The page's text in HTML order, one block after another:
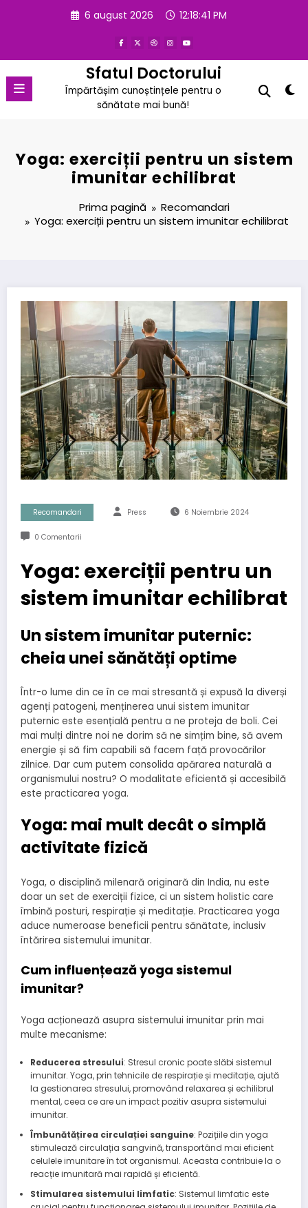
6 august 2026 12:18:41 PM
Sfatul Doctorului
Împărtășim cunoștințele pentru o
sănătate mai bună!
Yoga: exerciții pentru un sistem
imunitar echilibrat
Prima pagină
Recomandari
Yoga: exerciții pentru un sistem imunitar echilibrat
Recomandari Press 6 Noiembrie 2024
0 Comentarii
Yoga: exerciții pentru un
sistem imunitar echilibrat
Un sistem imunitar puternic:
cheia unei sănătăți optime
Într-o lume din ce în ce mai stresantă și expusă la diverși
agenți patogeni, menținerea unui sistem imunitar
puternic este esențială pentru a ne proteja de boli. Cei
mai mulți dintre noi ne dorim să ne simțim bine, să avem
energie și să fim capabili să facem față provocărilor
zilnice. Dar cum putem consolida apărarea naturală a
organismului nostru? O modalitate eficientă și accesibilă
este practicarea yoga.
Yoga: mai mult decât o simplă
activitate fizică
Yoga, o disciplină milenară originară din India, nu este
doar un set de exerciții fizice, ci un sistem holistic care
îmbină posturi, respirație și meditație. Practicarea yoga
aduce numeroase beneficii pentru sănătate, inclusiv
întărirea sistemului imunitar.
Cum influențează yoga sistemul
imunitar?
Yoga acționează asupra sistemului imunitar prin mai
multe mecanisme:
Reducerea stresului: Stresul cronic poate slăbi sistemul
imunitar. Yoga, prin tehnicile de respirație și meditație, ajută
la gestionarea stresului, promovând relaxarea și echilibrul
mental, ceea ce are un impact pozitiv asupra sistemului
imunitar.
Îmbunătățirea circulației sanguine: Pozițiile din yoga
stimulează circulația sangvină, transportând mai eficient
celulele imunitare în tot organismul. Aceasta contribuie la o
reacție imunitară mai rapidă și eficientă.
Stimularea sistemului limfatic: Sistemul limfatic este